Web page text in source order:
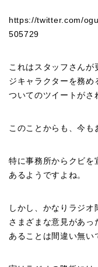
https://twitter.com/
505729
これはスタッフさんが
ジキャラクターを務め
ついてのツイートがさ
このことからも、今も
特に事務所からクビを
あるようですよね。
しかし、かなりラジ
さまざまな意見があっ
あることは間違い無い